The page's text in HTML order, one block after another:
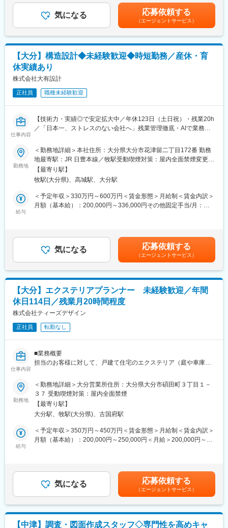
大分県内で建築物の総合設計を営む当社にて構造設計を担当して
いただきます。構造計算書・構造図の作成／確認申請業務に伴う
申請図書一式の作成／既存構造体の耐震診断、それに伴う耐震補
■職場環境：
資格取得意欲も高い社員が揃っており、活気のある職場です。毎
月各分野の担当者が主催する勉強会や先輩社員によるOJT制度も
あり、教えあう環境が整っています。
※正当に評価される独自の評価制度をはじめ、ストレスのない環
境、家族を大事にする等の考えが根付いています。
■当社の特徴
・建築設計（意匠・構造・電気・機械設備）全般を手掛ける総合
画、工事監理業務までトータルでサポートできる総合力の高さを
ご評価いただき、国・地方自治体から民間の法人様と幅広くお取
引が絶えない状況です。直近では官公庁案件で高い実績を誇って
おり、幅広い案件を受注できています。
月10～20H、休日出勤なし、育休・産休・介護休暇なども充実。
上司の残業管理が徹底しており、一人に仕事が偏らないように業
ています。同年代で相談をしやすく、明るい社風が長期的な働き
やすさにもつながっています。
・ここ2年で社員数が20名純増。定期的な新卒採用や入社後のフ
ォロー体制も充実しており、案件増加に伴い社員数も順調に拡大
しています。
変更の範囲：会社内の全ての業務
業手当＞有＜給与補足＞■賞与：あり※会社の業績および個人の貢
献度等を勘案し、原則として年2回支給※想定賞与：年2回合計
420,000円～1,200,000円■昇給：あり賃金はあくまでも目安の金
額であり、選考を通じて上下する可能性があります。月給(月額)は
固定手当を含めた表記です。
気になる 応募依頼する
（エージェントサービス）
【大分】構造設計◆未経験歓迎◆時短勤務／産休・育
休実績あり
株式会社大有設計
正社員 職種未経験歓迎
仕事内容
【技術力・実績◎で安定拡大中／年休123日（土日祝）・残業20h
／「日本一、ストレスのない会社へ」残業管理徹底・AIで業務効
■採用背景：
建築設計（意匠・構造・電気・機械設備）全般を手掛ける総合設
計事務所である当社は、建物の企画提案、基本計画、実施計画、
工事監理業務までトータルでサポートできる総合力の高さをご評
価いただき、国・地方自治体から民間の法人様と幅広くお取引が
絶えない状況です。より多くのお声に応える体制を作るべく、増
大分県内で建築物の総合設計を営む当社にて構造設計を担当して
いただきます。構造計算書・構造図の作成／確認申請業務に伴う
申請図書一式の作成／既存構造体の耐震診断、それに伴う耐震補
■職場環境：
資格取得意欲も高い社員が揃っており、活気のある職場です。毎
月各分野の担当者が主催する勉強会や先輩社員によるOJT制度も
あり、教えあう環境が整っています。
※正当に評価される独自の評価制度をはじめ、ストレスのない環
境、家族を大事にする等の考えが根付いています。
■当社の特徴
・建築設計（意匠・構造・電気・機械設備）全般を手掛ける総合
画、工事監理業務までトータルでサポートできる総合力の高さを
ご評価いただき、国・地方自治体から民間の法人様と幅広くお取
引が絶えない状況です。直近では官公庁案件で高い実績を誇って
おり、幅広い案件を受注できています。
月10～20H、休日出勤なし、育休・産休・介護休暇なども充実。
上司の残業管理が徹底しており、一人に仕事が偏らないように業
ています。同年代で相談をしやすく、明るい社風が長期的な働き
やすさにもつながっています。
・ここ2年で社員数が20名純増。定期的な新卒採用や入社後のフ
ォロー体制も充実しており、案件増加に伴い社員数も順調に拡大
しています。
勤務地
＜勤務地詳細＞本社住所：大分県大分市花津留二丁目172番 勤務
地最寄駅：JR 日豊本線／牧駅受動喫煙対策：屋内全面禁煙変更の
範囲：本社およびすべての支店
【最寄り駅】
牧駅(大分県)、高城駅、大分駅
給与
＜予定年収＞330万円～600万円＜賃金形態＞月給制＜賃金内訳＞
月額（基本給）：200,000円～336,000円その他固定手当/月：
業手当＞有＜給与補足＞■賞与：あり※会社の業績および個人の貢
献度等を勘案し、原則として年2回支給※想定賞与：年2回合計
420,000円～1,200,000円■昇給：あり賃金はあくまでも目安の金
額であり、選考を通じて上下する可能性があります。月給(月額)は
固定手当を含めた表記です。
気になる 応募依頼する
（エージェントサービス）
【大分】エクステリアプランナー 未経験歓迎／年間
休日114日／残業月20時間程度
株式会社ティーズデザイン
正社員 転勤なし
仕事内容
■業務概要
担当のお客様に対して、戸建て住宅のエクステリア（庭や車庫な
お客様との打ち合わせから作図、プレゼンテーションの資料作成
まで一貫して行うことで、お客様のご要望に担当として全てフォ
ローいただけます。
エクステリア領域未経験の方も、なにかしらの施工現場の監督・
管理経験をお持ちであれば、教育フォロー体制が充実している長
崎本社や福岡支店での研修も交えながら、長期的にご活躍いただ
くことも可能です。
■業務詳細：
・色、素材、形状を細かに打ち合わせ、一品一品を決定
・商材の手配／納品をメーカーサイドへ依頼
勤務地
＜勤務地詳細＞大分営業所住所：大分県大分市碩田町３丁目１－
３７ 受動喫煙対策：屋内全面禁煙
【最寄り駅】
大分駅、牧駅(大分県)、古国府駅
給与
＜予定年収＞350万円～450万円＜賃金形態＞月給制＜賃金内訳＞
月額（基本給）：200,000円～250,000円＜月給＞200,000円～
額は選考を通じて上下する可能性があります。月給(月額)は固定手
当を含みます。
気になる 応募依頼する
（エージェントサービス）
【中津】調査・図面作成スタッフ◇専門性を高めキャ